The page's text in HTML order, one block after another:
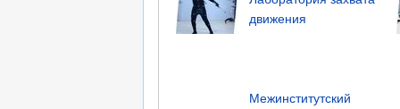
движения
Межинститутский